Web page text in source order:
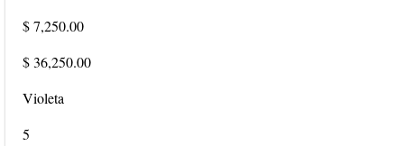
$ 7,250.00
$ 36,250.00
Violeta
5